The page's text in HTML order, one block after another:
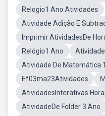
Relogio1 Ano Atividades
Atividade Adição E
Imprimir AtividadesDe
Relógio1 Ano
Atividade De Matemática
Ef03ma23Atividades
AtividadesInterativas
AtividadeDe Folder 3 Ano